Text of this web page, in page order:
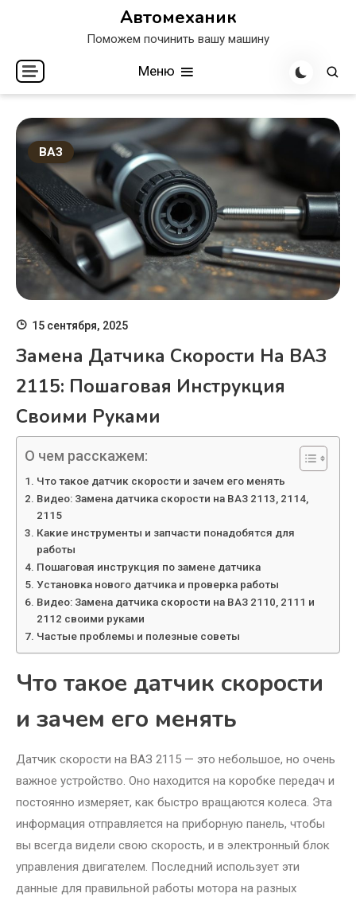
Автомеханик
Поможем починить вашу машину
Меню
ВАЗ
15 сентября, 2025
Замена Датчика Скорости На ВАЗ
2115: Пошаговая Инструкция
Своими Руками
О чем расскажем:
Что такое датчик скорости и зачем его менять
Видео: Замена датчика скорости на ВАЗ 2113, 2114,
2115
Какие инструменты и запчасти понадобятся для
работы
Пошаговая инструкция по замене датчика
Установка нового датчика и проверка работы
Видео: Замена датчика скорости на ВАЗ 2110, 2111 и
2112 своими руками
Частые проблемы и полезные советы
Что такое датчик скорости
и зачем его менять
Датчик скорости на ВАЗ 2115 — это небольшое, но очень
важное устройство. Оно находится на коробке передач и
постоянно измеряет, как быстро вращаются колеса. Эта
информация отправляется на приборную панель, чтобы
вы всегда видели свою скорость, и в электронный блок
управления двигателем. Последний использует эти
данные для правильной работы мотора на разных